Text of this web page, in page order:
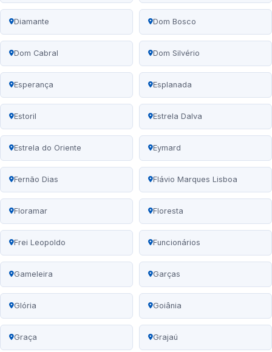
Diamante Dom Bosco
Dom Cabral Dom Silvério
Esperança Esplanada
Estoril Estrela Dalva
Estrela do Oriente Eymard
Fernão Dias Flávio Marques Lisboa
Floramar Floresta
Frei Leopoldo Funcionários
Gameleira Garças
Glória Goiânia
Graça Grajaú